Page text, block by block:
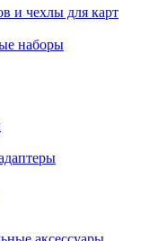
и чехлы для карт
наборы